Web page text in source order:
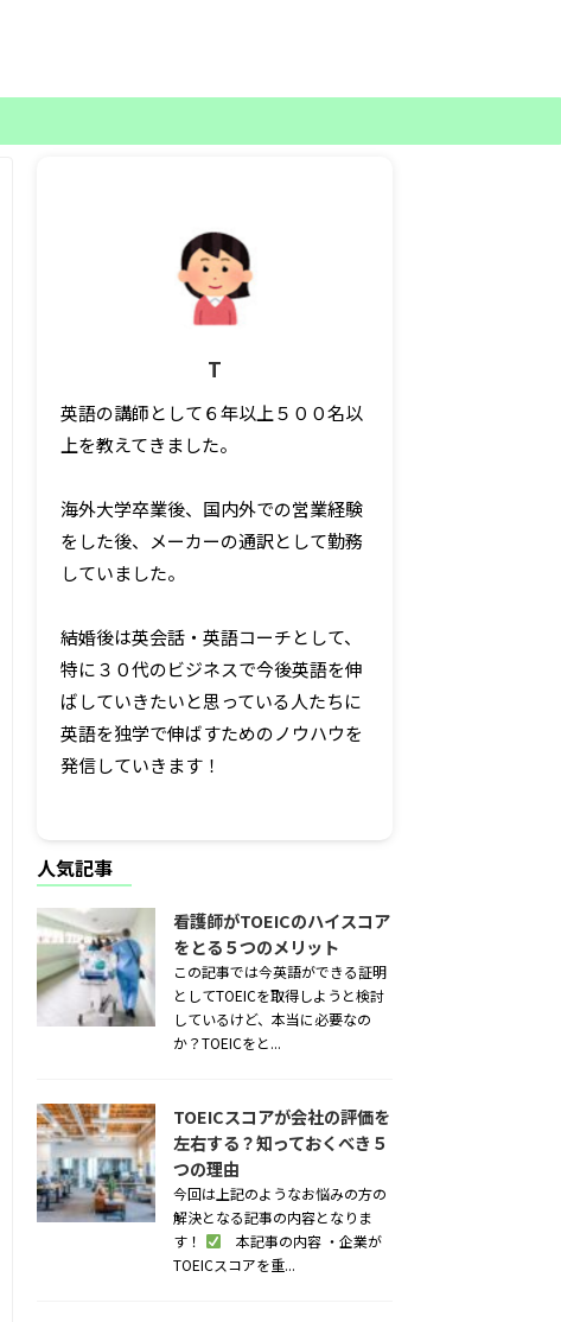
T
英語の講師として６年以上５００名以
上を教えてきました。
海外大学卒業後、国内外での営業経験
をした後、メーカーの通訳として勤務
していました。
結婚後は英会話・英語コーチとして、
特に３０代のビジネスで今後英語を伸
ばしていきたいと思っている人たちに
英語を独学で伸ばすためのノウハウを
発信していきます！
人気記事
看護師がTOEICのハイスコア
をとる５つのメリット
この記事では今英語ができる証明
としてTOEICを取得しようと検討
しているけど、本当に必要なの
か？TOEICをと...
TOEICスコアが会社の評価を
左右する？知っておくべき５
つの理由
今回は上記のようなお悩みの方の
解決となる記事の内容となりま
す！
本記事の内容 ・企業が
TOEICスコアを重...